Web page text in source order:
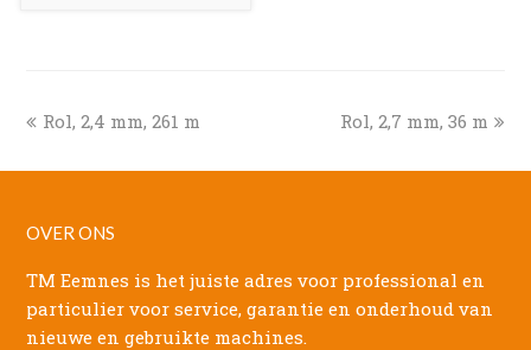
previous
Rol, 2,4 mm, 261 m
next
Rol, 2,7 mm, 36 m
OVER ONS
TM Eemnes is het juiste adres voor professional en
particulier voor service, garantie en onderhoud van
nieuwe en gebruikte machines.